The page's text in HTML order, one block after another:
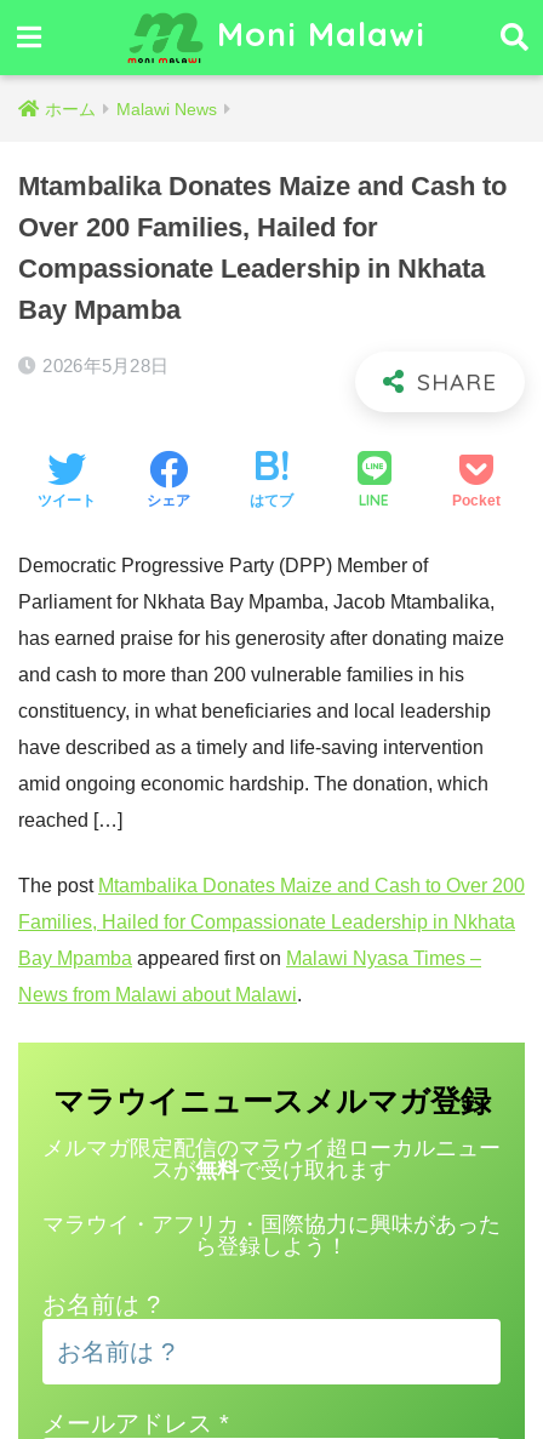
Moni Malawi
ホーム Malawi News
Mtambalika Donates Maize and Cash to
Over 200 Families, Hailed for
Compassionate Leadership in Nkhata
Bay Mpamba
2026年5月28日
ツイート シェア はてブ LINE Pocket
Democratic Progressive Party (DPP) Member of
Parliament for Nkhata Bay Mpamba, Jacob Mtambalika,
has earned praise for his generosity after donating maize
and cash to more than 200 vulnerable families in his
constituency, in what beneficiaries and local leadership
have described as a timely and life-saving intervention
amid ongoing economic hardship. The donation, which
reached […]
The post Mtambalika Donates Maize and Cash to Over 200
Families, Hailed for Compassionate Leadership in Nkhata
Bay Mpamba appeared first on Malawi Nyasa Times –
News from Malawi about Malawi.
マラウイニュース メルマガ登録
メルマガ限定配信のマラウイ超ローカルニュー
スが無料で受け取れます
マラウイ・アフリカ・国際協力に興味があった
ら登録しよう！
お名前は ?
メールアドレス *